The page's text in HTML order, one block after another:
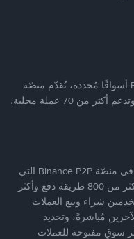
بينما تستهدف العديد من منصّات تداول P2P أسواقًا مُحددة، تُقدّم منصّة
يضع ملايين المُستخدمين حول العالم ثقتهم في منصّة Binance P2P التي
توفّر منصّة آمنة لتداول العملات الرقمية بأكثر من 800 طريقة دفع وأكثر
شراء وبيع العملات
مُباشرةً، وتحديد
سوقٍ مفتوحة للعملات